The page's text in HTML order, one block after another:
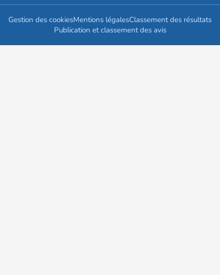
Gestion des cookiesMentions légalesClassement des résultats
Publication et classement des avis